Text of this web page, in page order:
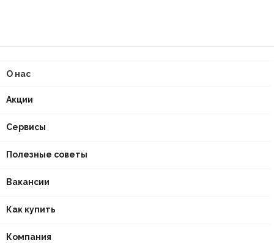
О нас
Акции
Сервисы
Полезные советы
Вакансии
Как купить
Компания